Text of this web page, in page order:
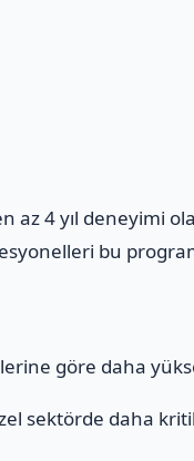
en az 4 yıl deneyimi
bu
göre daha
sektörde daha